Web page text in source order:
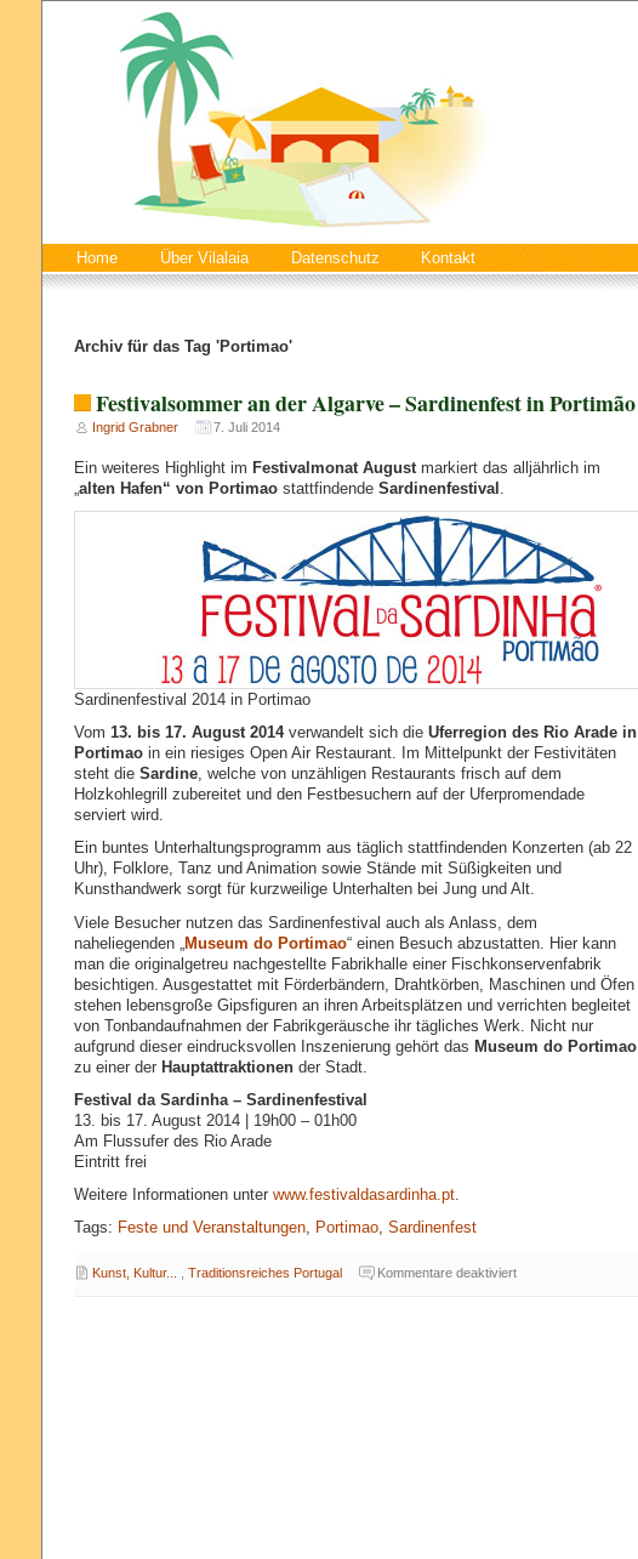
Home Über Vilalaia Datenschutz Kontakt
Archiv für das Tag 'Portimao'
Festivalsommer an der Algarve – Sardinenfest in Portimão
Ingrid Grabner 7. Juli 2014
Ein weiteres Highlight im Festivalmonat Augustmarkiert das alljährlich im
alten Hafen“ von Portimaostattfindende Sardinenfestival
Sardinenfestival 2014 in Portimao
Vom 13. bis 17. August 2014verwandelt sich die Uferregion des Rio Arade in
Portimaoin ein riesiges Open Air Restaurant. Im Mittelpunkt der Festivitäten
steht die Sardine, welche von unzähligen Restaurants frisch auf dem
Holzkohlegrill zubereitet und den Festbesuchern auf der Uferpromendade
serviert wird.
Ein buntes Unterhaltungsprogramm aus täglich stattfindenden Konzerten (ab 22
Uhr), Folklore, Tanz und Animation sowie Stände mit Süßigkeiten und
Kunsthandwerk sorgt für kurzweilige Unterhalten bei Jung und Alt.
Viele Besucher nutzen das Sardinenfestival auch als Anlass, dem
naheliegenden „ Museum do Portimao“ einen Besuch abzustatten. Hier kann
man die originalgetreu nachgestellte Fabrikhalle einer Fischkonservenfabrik
besichtigen. Ausgestattet mit Förderbändern, Drahtkörben, Maschinen und Öfen
stehen lebensgroße Gipsfiguren an ihren Arbeitsplätzen und verrichten begleitet
von Tonbandaufnahmen der Fabrikgeräusche ihr tägliches Werk. Nicht nur
aufgrund dieser eindrucksvollen Inszenierung gehört das Museum do Portimao
zu einer der Hauptattraktionender Stadt.
Festival da Sardinha – Sardinenfestival
13. bis 17. August 2014 | 19h00 – 01h00
Am Flussufer des Rio Arade
Eintritt frei
Weitere Informationen unter www.festivaldasardinha.pt.
Tags: Feste und Veranstaltungen, Portimao, Sardinenfest
Kunst, Kultur... Traditionsreiches Portugal Kommentare deaktiviertfür